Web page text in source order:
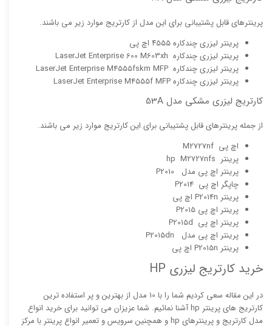
پرینترهای قابل پشتیبانی برای این مدل از کارتریج موارد زیر می باشند.
پرینتر لیزری چندکاره ۴۵۵۵ اچ پی
پرینتر لیزری چندکاره LaserJet Enterprise 600 M603xh
پرینتر لیزری چندکاره LaserJet Enterprise M4555fskm MFP
پرینتر لیزری چندکاره LaserJet Enterprise M4555f MFP
کارتریج لیزری مشکی مدل 53A
از جمله پرینترهای قابل پشتیبانی برای این کارتریج موارد زیر می باشند.
اچ پی M2727nf
پرینتر hp M2727nfs
پرینتر اچ پی مدل P2010
چاپگر اچ پی P2014
پرینتر P2014n اچ پی
پرینتر اچ پی P2015
پرینتر اچ پی P2015d
پرینتر اچ پی مدل P2015dn
پرینتر P2015n اچ پی
خرید کارتریج لیزری HP
در این مقاله سعی کردیم شما را با 10 مدل از بهترین و پر استفاده ترین
کارتریج های پرینتر hp آشنا نمائیم. شما عزیزان می توانید برای خرید انواع
مدل کارتریج و پرینترهای hp و همچنین سرویس و تعمیر انواع پرینتر با مرکز